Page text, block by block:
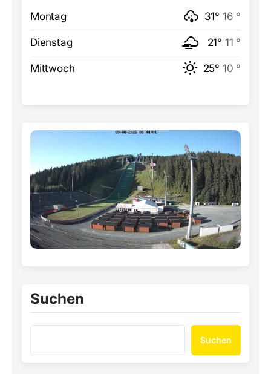
Montag 31° 16 °
Dienstag 21° 11 °
Mittwoch 25° 10 °
Suchen
Suchen